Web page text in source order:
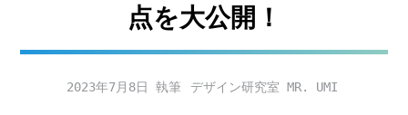
点を大公開！
2023年7月8日 デザイン研究室 MR. UMI